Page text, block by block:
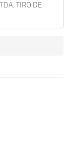
TIRO DE